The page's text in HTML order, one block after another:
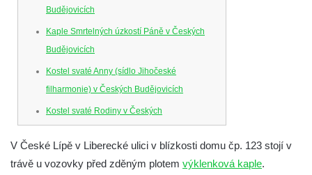
Budějovicích
Kaple Smrtelných úzkostí Páně v Českých
Budějovicích
Kostel svaté Anny (sídlo Jihočeské
filharmonie) v Českých Budějovicích
Kostel svaté Rodiny v Českých
Budějovicích
Kostel Obětování Panny Marie u kláštera
dominikánů v Českých Budějovicích
V České Lípě v Liberecké ulici v blízkosti domu čp. 123 stojí v
trávě u vozovky před zděným plotem výklenková kaple.